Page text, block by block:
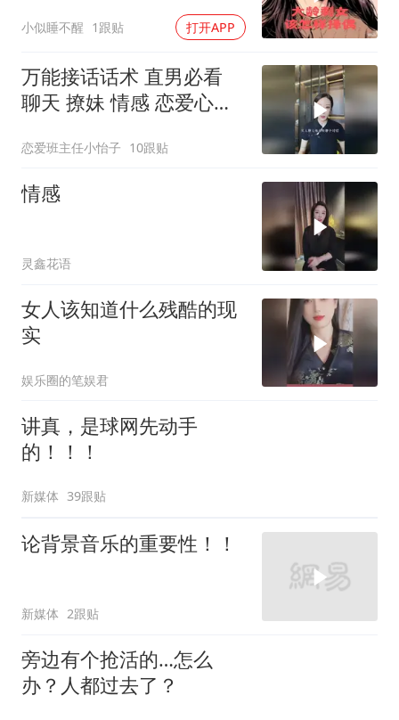
小似睡不醒 1跟贴 打开APP
万能接话话术 直男必看
聊天 撩妹 情感 恋爱心理
恋爱班主任小怡子 10跟贴
情感
灵鑫花语
女人该知道什么残酷的现
实
娱乐圈的笔娱君
讲真，是球网先动手
的！！！
新媒体 39跟贴
论背景音乐的重要性！！
新媒体 2跟贴
旁边有个抢活的…怎么
办？人都过去了？